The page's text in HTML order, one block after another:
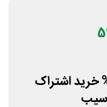
تخفیف 5% خرید اشتراک